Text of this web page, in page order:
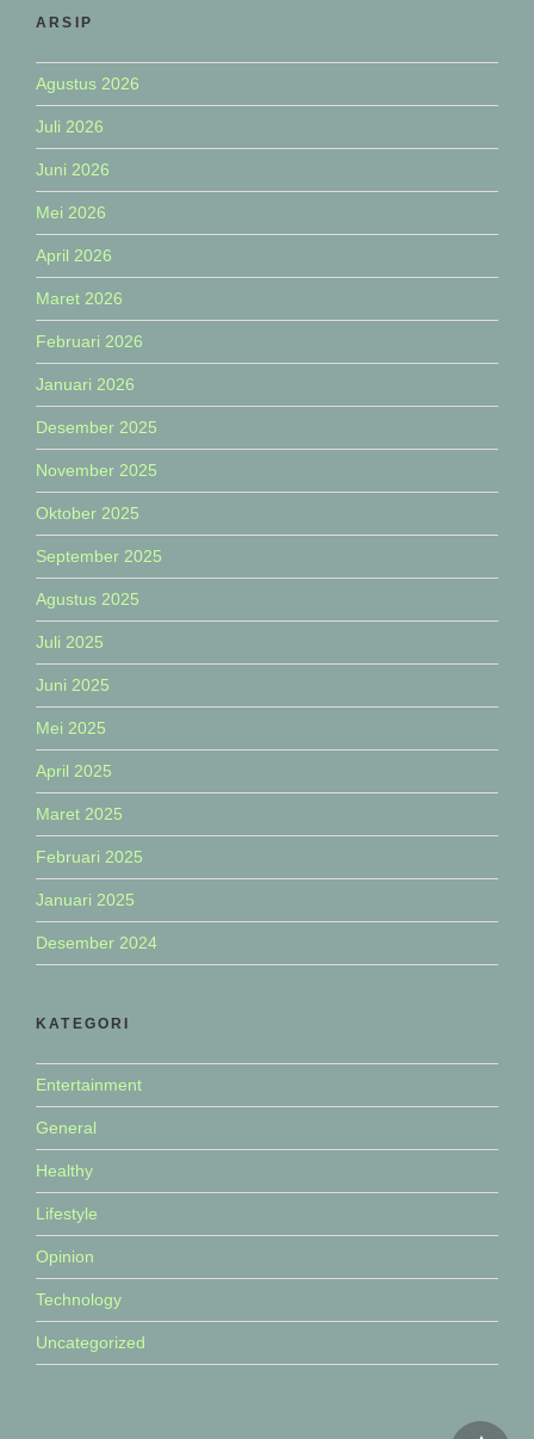
ARSIP
Agustus 2026
Juli 2026
Juni 2026
Mei 2026
April 2026
Maret 2026
Februari 2026
Januari 2026
Desember 2025
November 2025
Oktober 2025
September 2025
Agustus 2025
Juli 2025
Juni 2025
Mei 2025
April 2025
Maret 2025
Februari 2025
Januari 2025
Desember 2024
KATEGORI
Entertainment
General
Healthy
Lifestyle
Opinion
Technology
Uncategorized